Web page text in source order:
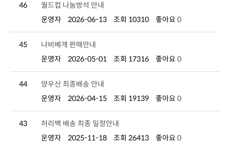
46
월드컵 나눔방석 안내
운영자
2026-06-13 조회 10310 좋아요 0
45
나비베개 판매안내
운영자
2026-05-01 조회 17316 좋아요 0
44
양우산 최종배송 안내
운영자
2026-04-15 조회 19139 좋아요 0
43
허리백 배송 최종 일정안내
운영자
2025-11-18 조회 26413 좋아요 0